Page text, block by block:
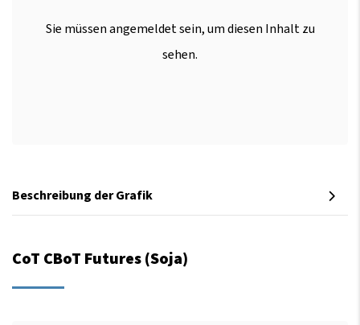
Sie müssen angemeldet sein, um diesen Inhalt zu
sehen.
Beschreibung der Grafik
CoT CBoT Futures (Soja)